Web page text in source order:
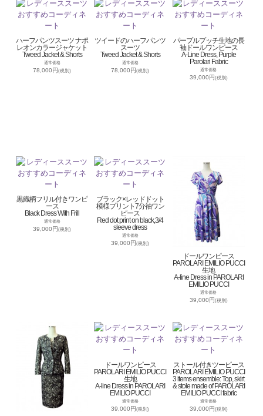
ハーフパンツスーツ ナポ
レオンカラージャケット
Tweed Jacket & Shorts
通常価格
78,000円(税別)
ツイードのハーフパンツ
スーツ
Tweed Jacket & Shorts
通常価格
78,000円(税別)
パープルプッチ生地の長
袖ドールワンピース
A-Line Dress, Purple
Parolari Fabric
通常価格
39,000円(税別)
黒織柄フリル付きワンピ
ース
Black Dress With Frill
通常価格
39,000円(税別)
ブラック×レッドドット
模様プリント7分袖ワン
ピース
Red dot print on black,3/4
sleeve dress
通常価格
39,000円(税別)
ドールワンピース
PAROLARI EMILIO PUCCI
生地
A-line Dress in PAROLARI
EMILIO PUCCI
通常価格
39,000円(税別)
ドールワンピース
PAROLARI EMILIO PUCCI
生地
A-line Dress in PAROLARI
EMILIO PUCCI
通常価格
39,000円(税別)
ストール付きツーピース
PAROLARI EMILIO PUCCI
3 items ensemble: Top, skirt
& stole made of PAROLARI
EMILIO PUCCI fabric
通常価格
39,000円(税別)